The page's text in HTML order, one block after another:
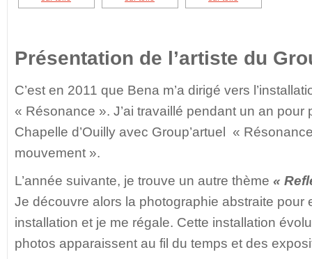
Présentation de l’artiste du
C’est en 2011 que Bena m’a dirigé vers
« Résonance ». J’ai travaillé pendant un an pour
Chapelle d’Ouilly avec Group’artuel «
mouvement ».
L’année suivante, je trouve un autre thème «
Je découvre alors la photographie abstraite pour
installation et je me régale. Cette installation
photos apparaissent au fil du temps et des